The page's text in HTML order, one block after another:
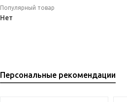
Популярный товар
Нет
Персональные рекомендации